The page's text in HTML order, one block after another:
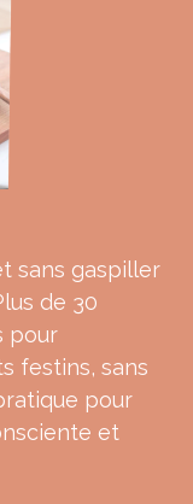
sans gaspiller
de 30
pour
festins, sans
pour
et